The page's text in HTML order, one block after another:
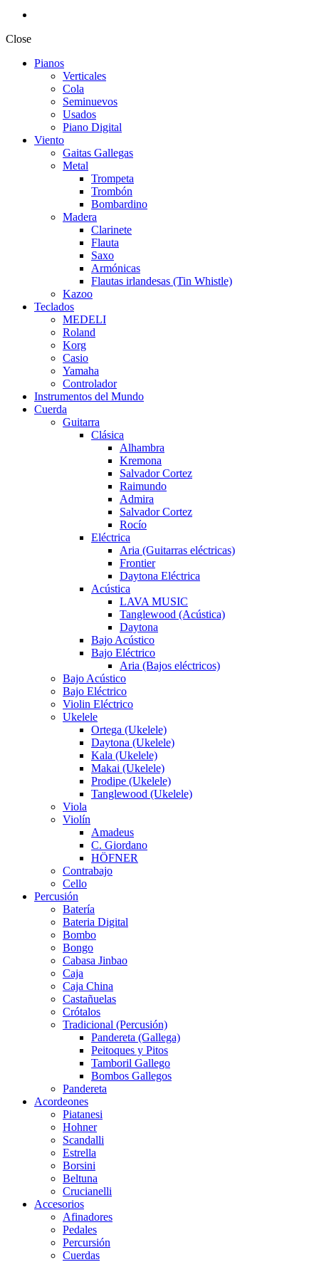
Close
Pianos
Verticales
Cola
Seminuevos
Usados
Piano Digital
Viento
Gaitas Gallegas
Metal
Trompeta
Trombón
Bombardino
Madera
Clarinete
Flauta
Saxo
Armónicas
Flautas irlandesas (Tin Whistle)
Kazoo
Teclados
MEDELI
Roland
Korg
Casio
Yamaha
Controlador
Instrumentos del Mundo
Cuerda
Guitarra
Clásica
Alhambra
Kremona
Salvador Cortez
Raimundo
Admira
Salvador Cortez
Rocío
Eléctrica
Aria (Guitarras eléctricas)
Frontier
Daytona Eléctrica
Acústica
LAVA MUSIC
Tanglewood (Acústica)
Daytona
Bajo Acústico
Bajo Eléctrico
Aria (Bajos eléctricos)
Bajo Acústico
Bajo Eléctrico
Violin Eléctrico
Ukelele
Ortega (Ukelele)
Daytona (Ukelele)
Kala (Ukelele)
Makai (Ukelele)
Prodipe (Ukelele)
Tanglewood (Ukelele)
Viola
Violín
Amadeus
C. Giordano
HÖFNER
Contrabajo
Cello
Percusión
Batería
Bateria Digital
Bombo
Bongo
Cabasa Jinbao
Caja
Caja China
Castañuelas
Crótalos
Tradicional (Percusión)
Pandereta (Gallega)
Peitoques y Pitos
Tamboril Gallego
Bombos Gallegos
Pandereta
Acordeones
Piatanesi
Hohner
Scandalli
Estrella
Borsini
Beltuna
Crucianelli
Accesorios
Afinadores
Pedales
Percursión
Cuerdas